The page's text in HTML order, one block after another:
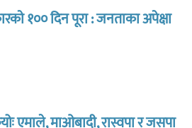
१०० दिन पूरा : जनताका अपेक्षा